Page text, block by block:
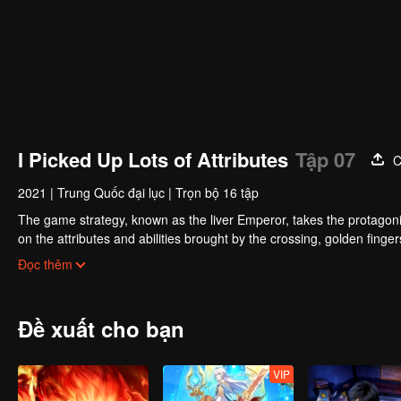
I Picked Up Lots of Attributes Tập 07
2021 | Trung Quốc đại lục | Trọn bộ 16 tập
The game strategy, known as the liver Emperor, takes the
on the attributes and abilities brought by the crossing, golden
powerful enemies along the way and gained countless skills. He
Xuanwu Kingdom that came to provoke; then, at the request of
Đọc thêm
Đề xuất cho bạn
VIP